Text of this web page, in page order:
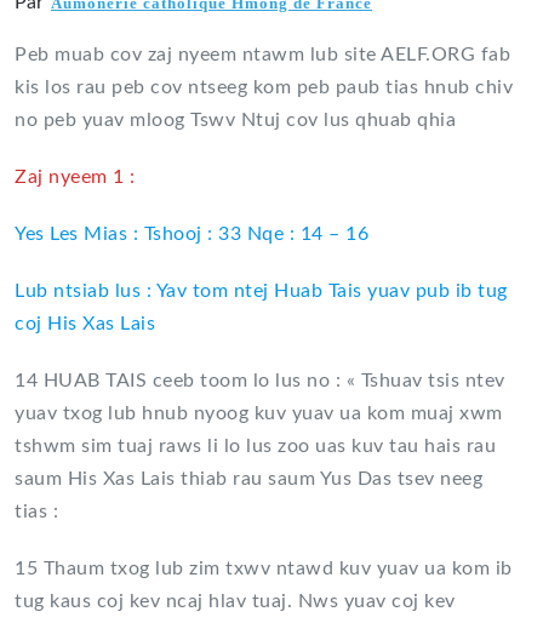
Peb muab cov zaj nyeem ntawm lub site AELF.ORG fab
kis los rau peb cov ntseeg kom peb paub tias hnub chiv
no peb yuav mloog Tswv Ntuj cov lus qhuab qhia
Zaj nyeem 1 :
Yes Les Mias : Tshooj : 33 Nqe : 14 – 16
Lub ntsiab lus : Yav tom ntej Huab Tais yuav pub ib tug
coj His Xas Lais
14 HUAB TAIS ceeb toom lo lus no : « Tshuav tsis ntev
yuav txog lub hnub nyoog kuv yuav ua kom muaj xwm
tshwm sim tuaj raws li lo lus zoo uas kuv tau hais rau
saum His Xas Lais thiab rau saum Yus Das tsev neeg
tias :
15 Thaum txog lub zim txwv ntawd kuv yuav ua kom ib
tug kaus coj kev ncaj hlav tuaj. Nws yuav coj kev